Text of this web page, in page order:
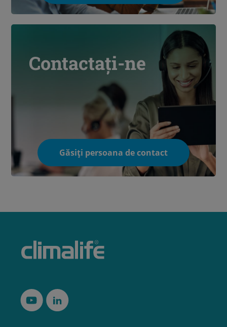
Contactați-ne
Găsiți persoana de contact